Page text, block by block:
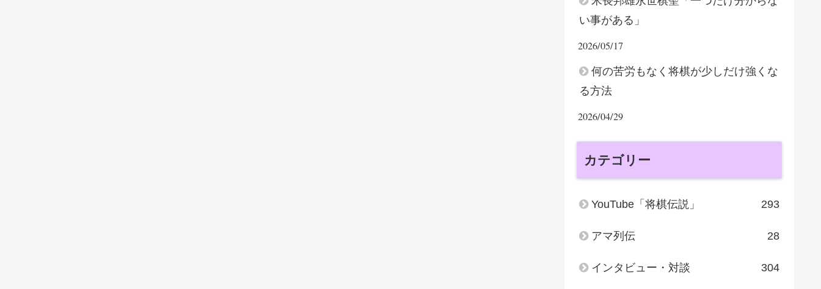
い事がある」
2026/05/17
何の苦労もなく将棋が少しだけ強くな
る方法
2026/04/29
カテゴリー
YouTube「将棋伝説」 293
アマ列伝 28
インタビュー・対談 304